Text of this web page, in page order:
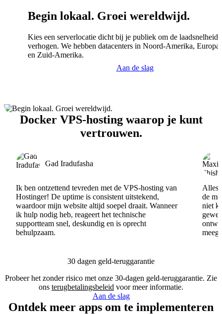
Begin lokaal. Groei wereldwijd.
Kies een serverlocatie dicht bij je publiek om de laadsnelheid
verhogen. We hebben datacenters in Noord-Amerika,
en Zuid-Amerika.
Aan de slag
Docker VPS-hosting waarop je kunt
vertrouwen.
Gad Iradufasha
Ik ben ontzettend tevreden met de VPS-hosting van
Hostinger! De uptime is consistent uitstekend,
waardoor mijn website altijd soepel draait. Wanneer
ik hulp nodig heb, reageert het technische
supportteam snel, deskundig en is oprecht
behulpzaam.
Alles
de
niet
30 dagen geld-teruggarantie
Probeer het zonder risico met onze 30-dagen geld-teruggarantie. Zie
ons terugbetalingsbeleid voor meer informatie.
Aan de slag
Ontdek meer apps om te implementeren